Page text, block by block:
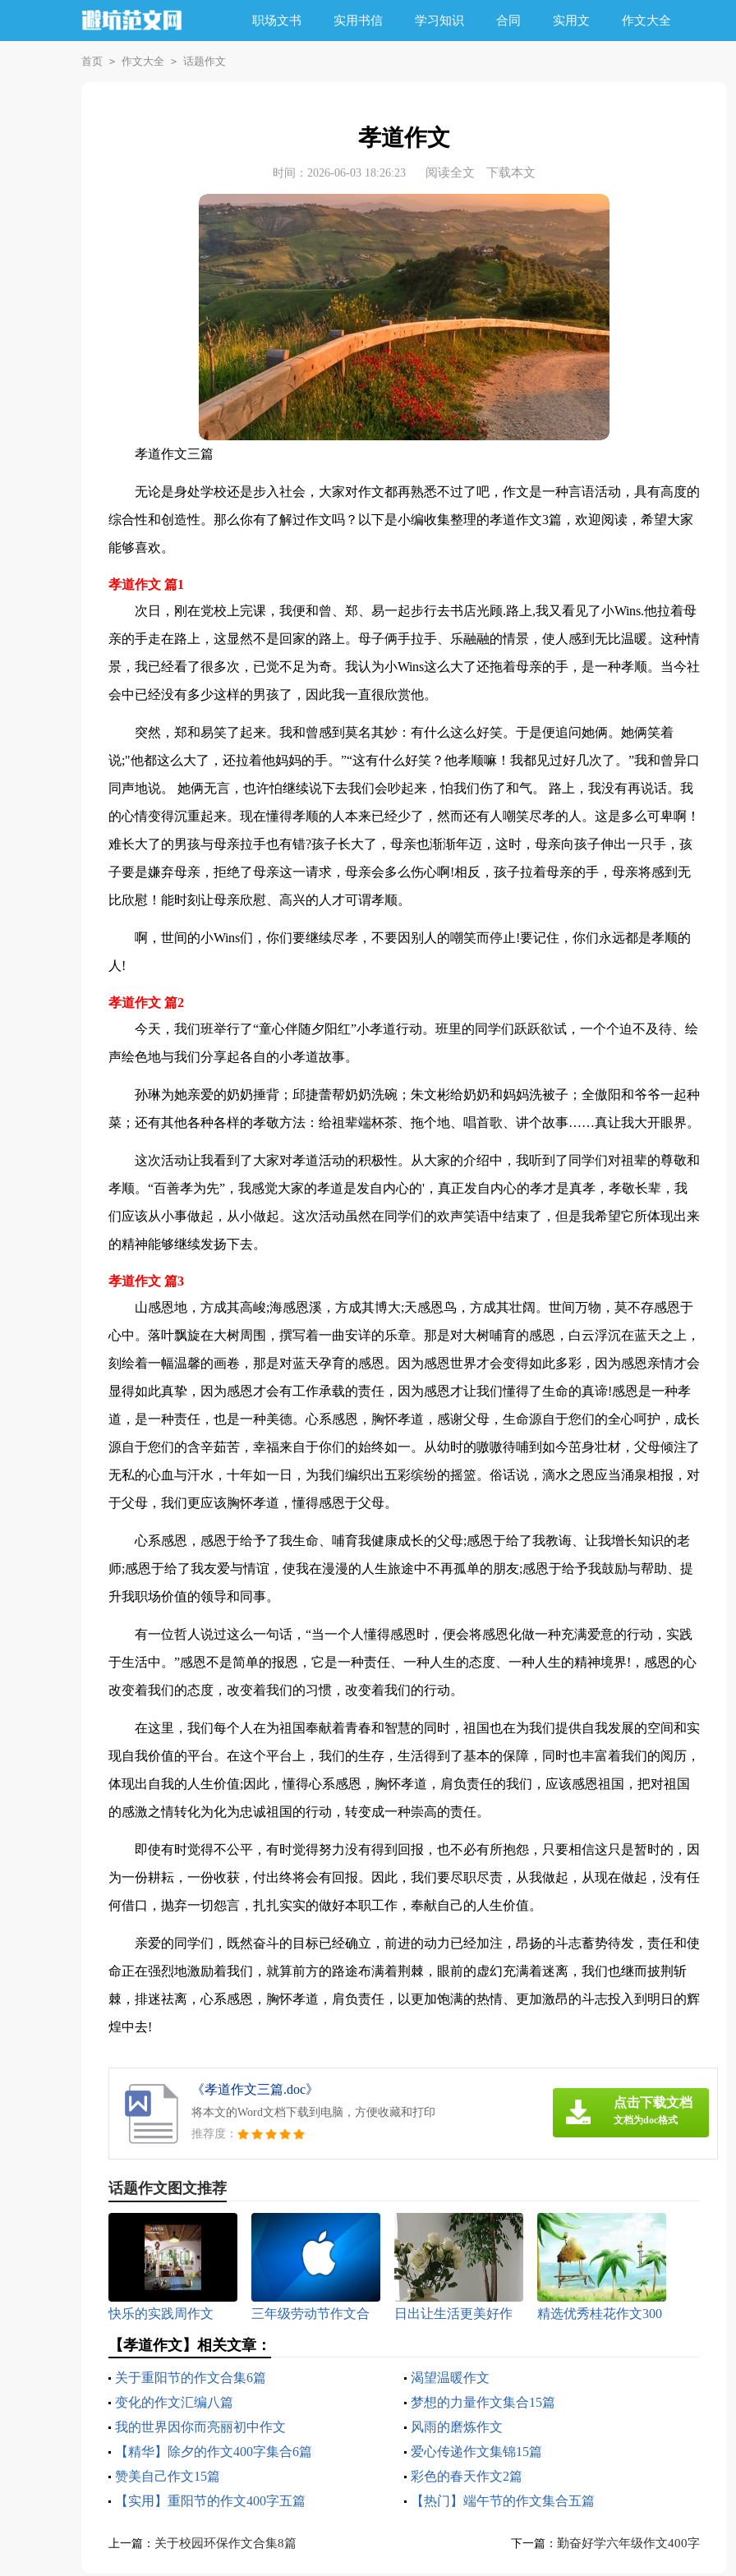
职场文书 实用书信 学习知识 合同 实用文 作文大全
首页 > 作文大全 > 话题作文
孝道作文
时间：2026-06-03 18:26:23 阅读全文 下载本文
孝道作文三篇
无论是身处学校还是步入社会，大家对作文都再熟悉不过了吧，作文是一种言语活动，具有高度的
综合性和创造性。那么你有了解过作文吗？以下是小编收集整理的孝道作文3篇，欢迎阅读，希望大家
能够喜欢。
孝道作文 篇1
次日，刚在党校上完课，我便和曾、郑、易一起步行去书店光顾.路上,我又看见了小Wins.他拉着母
亲的手走在路上，这显然不是回家的路上。母子俩手拉手、乐融融的情景，使人感到无比温暖。这种情
景，我已经看了很多次，已觉不足为奇。我认为小Wins这么大了还拖着母亲的手，是一种孝顺。当今社
会中已经没有多少这样的男孩了，因此我一直很欣赏他。
突然，郑和易笑了起来。我和曾感到莫名其妙：有什么这么好笑。于是便追问她俩。她俩笑着
说;"他都这么大了，还拉着他妈妈的手。”“这有什么好笑？他孝顺嘛！我都见过好几次了。”我和曾异口
同声地说。 她俩无言，也许怕继续说下去我们会吵起来，怕我们伤了和气。 路上，我没有再说话。我
的心情变得沉重起来。现在懂得孝顺的人本来已经少了，然而还有人嘲笑尽孝的人。这是多么可卑啊！
难长大了的男孩与母亲拉手也有错?孩子长大了，母亲也渐渐年迈，这时，母亲向孩子伸出一只手，孩
子要是嫌弃母亲，拒绝了母亲这一请求，母亲会多么伤心啊!相反，孩子拉着母亲的手，母亲将感到无
比欣慰！能时刻让母亲欣慰、高兴的人才可谓孝顺。
啊，世间的小Wins们，你们要继续尽孝，不要因别人的嘲笑而停止!要记住，你们永远都是孝顺的
人!
孝道作文 篇2
今天，我们班举行了“童心伴随夕阳红”小孝道行动。班里的同学们跃跃欲试，一个个迫不及待、绘
声绘色地与我们分享起各自的小孝道故事。
孙琳为她亲爱的奶奶捶背；邱捷蕾帮奶奶洗碗；朱文彬给奶奶和妈妈洗被子；全傲阳和爷爷一起种
菜；还有其他各种各样的孝敬方法：给祖辈端杯茶、拖个地、唱首歌、讲个故事……真让我大开眼界。
这次活动让我看到了大家对孝道活动的积极性。从大家的介绍中，我听到了同学们对祖辈的尊敬和
孝顺。“百善孝为先”，我感觉大家的孝道是发自内心的'，真正发自内心的孝才是真孝，孝敬长辈，我
们应该从小事做起，从小做起。这次活动虽然在同学们的欢声笑语中结束了，但是我希望它所体现出来
的精神能够继续发扬下去。
孝道作文 篇3
山感恩地，方成其高峻;海感恩溪，方成其博大;天感恩鸟，方成其壮阔。世间万物，莫不存感恩于
心中。落叶飘旋在大树周围，撰写着一曲安详的乐章。那是对大树哺育的感恩，白云浮沉在蓝天之上，
刻绘着一幅温馨的画卷，那是对蓝天孕育的感恩。因为感恩世界才会变得如此多彩，因为感恩亲情才会
显得如此真挚，因为感恩才会有工作承载的责任，因为感恩才让我们懂得了生命的真谛!感恩是一种孝
道，是一种责任，也是一种美德。心系感恩，胸怀孝道，感谢父母，生命源自于您们的全心呵护，成长
源自于您们的含辛茹苦，幸福来自于你们的始终如一。从幼时的嗷嗷待哺到如今茁身壮材，父母倾注了
无私的心血与汗水，十年如一日，为我们编织出五彩缤纷的摇篮。俗话说，滴水之恩应当涌泉相报，对
于父母，我们更应该胸怀孝道，懂得感恩于父母。
心系感恩，感恩于给予了我生命、哺育我健康成长的父母;感恩于给了我教诲、让我增长知识的老
师;感恩于给了我友爱与情谊，使我在漫漫的人生旅途中不再孤单的朋友;感恩于给予我鼓励与帮助、提
升我职场价值的领导和同事。
有一位哲人说过这么一句话，“当一个人懂得感恩时，便会将感恩化做一种充满爱意的行动，实践
于生活中。”感恩不是简单的报恩，它是一种责任、一种人生的态度、一种人生的精神境界!，感恩的心
改变着我们的态度，改变着我们的习惯，改变着我们的行动。
在这里，我们每个人在为祖国奉献着青春和智慧的同时，祖国也在为我们提供自我发展的空间和实
现自我价值的平台。在这个平台上，我们的生存，生活得到了基本的保障，同时也丰富着我们的阅历，
体现出自我的人生价值;因此，懂得心系感恩，胸怀孝道，肩负责任的我们，应该感恩祖国，把对祖国
的感激之情转化为化为忠诚祖国的行动，转变成一种崇高的责任。
即使有时觉得不公平，有时觉得努力没有得到回报，也不必有所抱怨，只要相信这只是暂时的，因
为一份耕耘，一份收获，付出终将会有回报。因此，我们要尽职尽责，从我做起，从现在做起，没有任
何借口，抛弃一切怨言，扎扎实实的做好本职工作，奉献自己的人生价值。
亲爱的同学们，既然奋斗的目标已经确立，前进的动力已经加注，昂扬的斗志蓄势待发，责任和使
命正在强烈地激励着我们，就算前方的路途布满着荆棘，眼前的虚幻充满着迷离，我们也继而披荆斩
棘，排迷祛离，心系感恩，胸怀孝道，肩负责任，以更加饱满的热情、更加激昂的斗志投入到明日的辉
煌中去!
《孝道作文三篇.doc》
将本文的Word文档下载到电脑，方便收藏和打印
推荐度：
点击下载文档
文档为doc格式
话题作文图文推荐
快乐的实践周作文
三年级劳动节作文合
集八篇
日出让生活更美好作
精选优秀桂花作文300
【孝道作文】相关文章：
关于重阳节的作文合集6篇
渴望温暖作文
变化的作文汇编八篇
梦想的力量作文集合15篇
我的世界因你而亮丽初中作文
风雨的磨炼作文
【精华】除夕的作文400字集合6篇
爱心传递作文集锦15篇
赞美自己作文15篇
彩色的春天作文2篇
【实用】重阳节的作文400字五篇
【热门】端午节的作文集合五篇
上一篇： 关于校园环保作文合集8篇 下一篇： 勤奋好学六年级作文400字